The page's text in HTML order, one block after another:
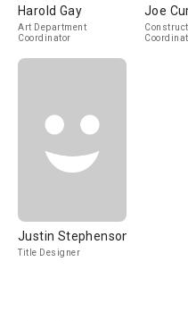
Harold Gay
Art Department
Coordinator
Joe
Justin Stephenson
Title Designer